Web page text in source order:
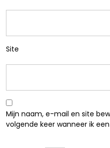
Site
Mijn naam, e-mail en site
volgende keer wanneer ik